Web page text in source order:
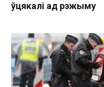
ўцякалі ад рэжыму